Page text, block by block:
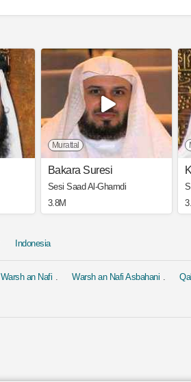
Murattal
Bakara Suresi
Sesi Saad Al-Ghamdi
3.8M
Indonesia
Warsh an Nafi Warsh an Nafi Asbahani